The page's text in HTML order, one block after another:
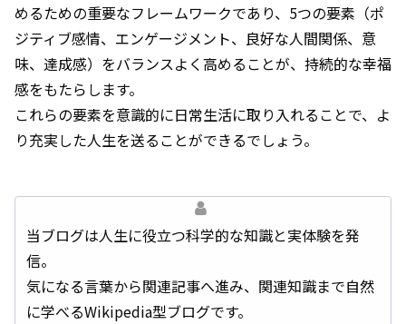
めるための重要なフレームワークであり、5つの要素（ポ
ジティブ感情、エンゲージメント、良好な人間関係、意
味、達成感）をバランスよく高めることが、持続的な幸福
感をもたらします。
これらの要素を意識的に日常生活に取り入れることで、よ
り充実した人生を送ることができるでしょう。
当ブログは人生に役立つ科学的な知識と実体験を発
信。
気になる言葉から関連記事へ進み、関連知識まで自然
に学べるWikipedia型ブログです。